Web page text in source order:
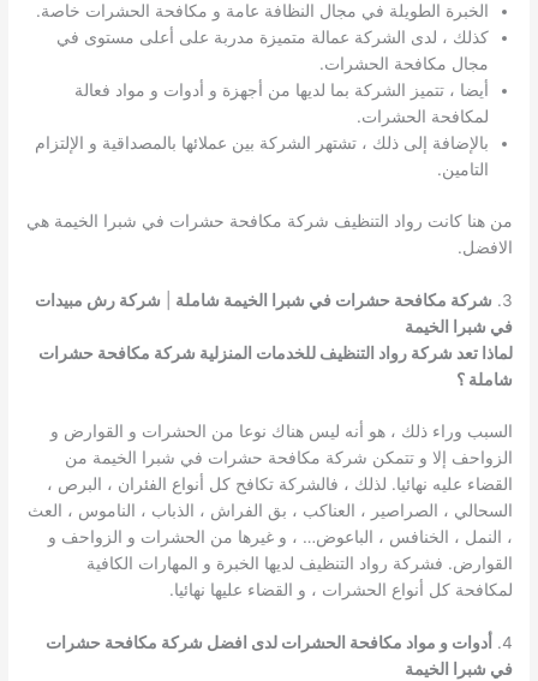
الخبرة الطويلة في مجال النظافة عامة و مكافحة الحشرات خاصة.
كذلك ، لدى الشركة عمالة متميزة مدربة على أعلى مستوى في
مجال مكافحة الحشرات.
أيضا ، تتميز الشركة بما لديها من أجهزة و أدوات و مواد فعالة
لمكافحة الحشرات.
بالإضافة إلى ذلك ، تشتهر الشركة بين عملائها بالمصداقية و الإلتزام
التامين.
من هنا كانت رواد التنظيف شركة مكافحة حشرات في شبرا الخيمة هي
الافضل.
3. شركة مكافحة حشرات في شبرا الخيمة شاملة
شركة رش مبيدات
في شبرا الخيمة
لماذا تعد شركة رواد التنظيف للخدمات المنزلية شركة مكافحة حشرات
شاملة ؟
السبب وراء ذلك ، هو أنه ليس هناك نوعا من الحشرات و القوارض و
الزواحف إلا و تتمكن شركة مكافحة حشرات في شبرا الخيمة من
القضاء عليه نهائيا. لذلك ، فالشركة تكافح كل أنواع الفئران ، البرص ،
السحالي ، الصراصير ، العناكب ، بق الفراش ، الذباب ، الناموس ، العث
، النمل ، الخنافس ، الباعوض… ، و غيرها من الحشرات و الزواحف و
القوارض. فشركة رواد التنظيف لديها الخبرة و المهارات الكافية
لمكافحة كل أنواع الحشرات ، و القضاء عليها نهائيا.
4.
أدوات و مواد مكافحة الحشرات لدى افضل شركة مكافحة حشرات
في شبرا الخيمة